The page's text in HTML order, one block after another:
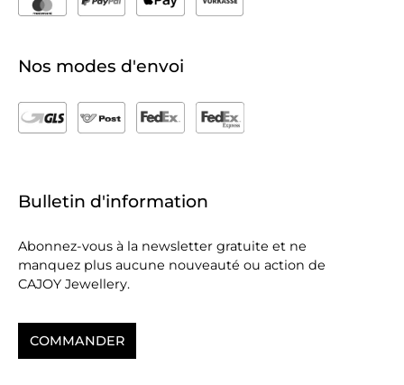
Nos modes d'envoi
Bulletin d'information
Abonnez-vous à la newsletter gratuite et ne
manquez plus aucune nouveauté ou action de
CAJOY Jewellery.
COMMANDER